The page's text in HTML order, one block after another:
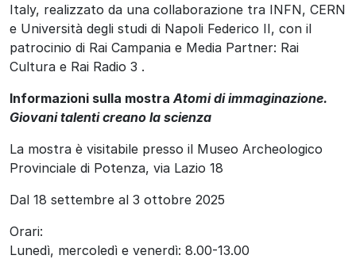
Italy, realizzato da una collaborazione tra INFN, CERN
e Università degli studi di Napoli Federico II, con il
patrocinio di Rai Campania e Media Partner: Rai
Cultura e Rai Radio 3 .
Informazioni sulla mostra Atomi di immaginazione.
Giovani talenti creano la scienza
La mostra è visitabile presso il Museo Archeologico
Provinciale di Potenza, via Lazio 18
Dal 18 settembre al 3 ottobre 2025
Orari:
Lunedì, mercoledì e venerdì: 8.00-13.00